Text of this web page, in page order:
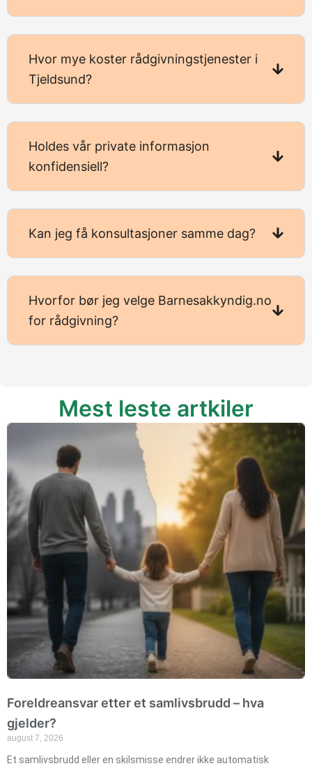
Hvor mye koster rådgivningstjenester i
Tjeldsund?
Holdes vår private informasjon
konfidensiell?
Kan jeg få konsultasjoner samme dag?
Hvorfor bør jeg velge Barnesakkyndig.no
for rådgivning?
Mest leste artkiler
Foreldreansvar etter et samlivsbrudd – hva
gjelder?
august 7, 2026
Et samlivsbrudd eller en skilsmisse endrer ikke automatisk